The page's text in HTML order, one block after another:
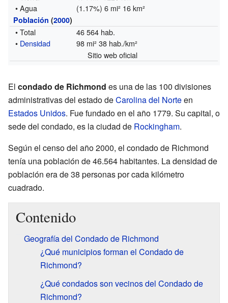
• Agua
(1.17%) 6 mi² 16 km²
Población (2000)
• Total
46 564 hab.
• Densidad
98 mi² 38 hab./km²
Sitio web oficial
El condado de Richmond es una de las 100 divisiones
administrativas del estado deCarolina del Norteen
Estados Unidos. Fue fundado en el año 1779. Su capital, o
sede del condado, es la ciudad de Rockingham.
Según el censo del año 2000, el condado de Richmond
tenía una población de 46.564 habitantes. La densidad de
población era de 38 personas por cada kilómetro
cuadrado.
Contenido
Geografía del Condado de Richmond
¿Qué municipios forman el Condado de
Richmond?
¿Qué condados son vecinos del Condado de
Richmond?